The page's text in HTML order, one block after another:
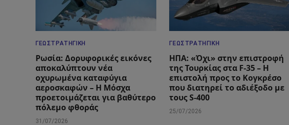
ΓΕΩΣΤΡΑΤΗΓΙΚΉ
Ρωσία: Δορυφορικές εικόνες
αποκαλύπτουν νέα
οχυρωμένα καταφύγια
αεροσκαφών – Η Μόσχα
προετοιμάζεται για βαθύτερο
πόλεμο φθοράς
31/07/2026
ΓΕΩΣΤΡΑΤΗΓΙΚΉ
ΗΠΑ: «Όχι» στην επιστροφή
της Τουρκίας στα F-35 – Η
επιστολή προς το Κογκρέσο
που διατηρεί το αδιέξοδο με
τους S-400
25/07/2026